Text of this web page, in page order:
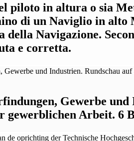
piloto in altura o sia
di un Naviglio in alto
della Navigazione.
e corretta.
Gewerbe
gewerblichen Arbeit. 6